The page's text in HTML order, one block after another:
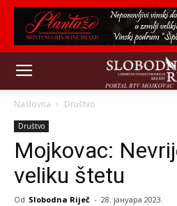
Naslovna Društvo
Društvo
Mojkovac:
veliku štetu
Od Slobodna Riječ - 28. јануара 2023.